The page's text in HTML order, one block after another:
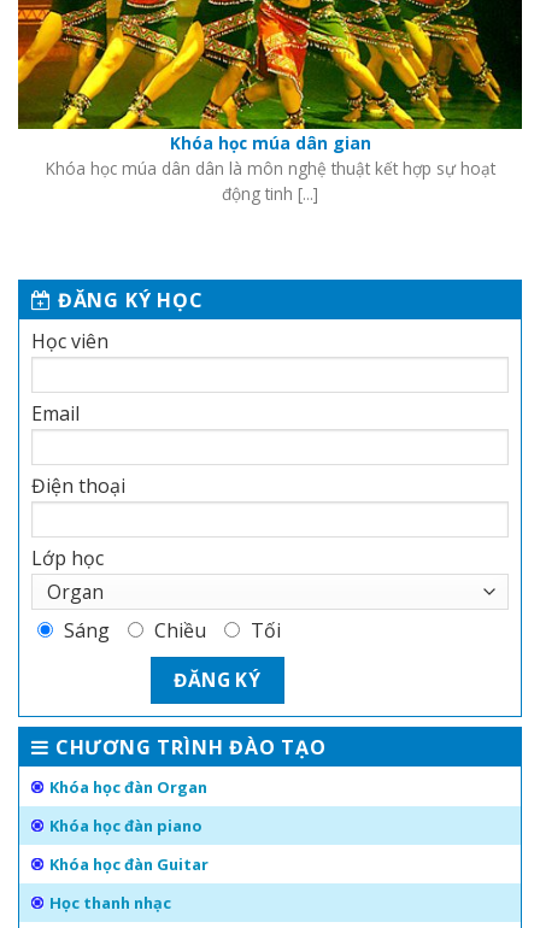
ĐĂNG KÝ HỌC
Học viên
Email
Điện thoại
Lớp học
Sáng Chiều Tối
CHƯƠNG TRÌNH ĐÀO TẠO
Khóa học đàn Organ
Khóa học đàn piano
Khóa học đàn Guitar
Học thanh nhạc
Khóa học múa dân gian
Khóa học múa dân dân là môn nghệ thuật kết hợp sự hoạt
động tinh [...]